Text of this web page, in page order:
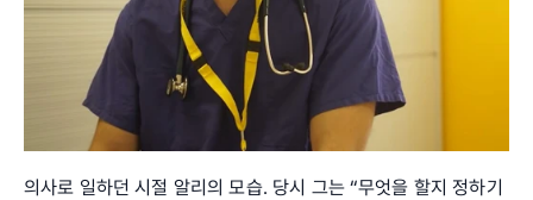
의사로 일하던 시절 알리의 모습. 당시 그는 “무엇을 할지 정하기